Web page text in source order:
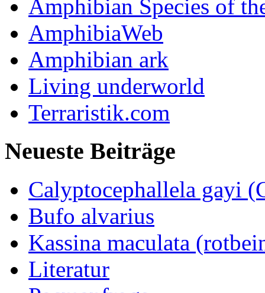
Amphibian Species of
AmphibiaWeb
Amphibian ark
Living underworld
Terraristik.com
Neueste Beiträge
Calyptocephallela gayi
Bufo alvarius
Kassina maculata
Literatur